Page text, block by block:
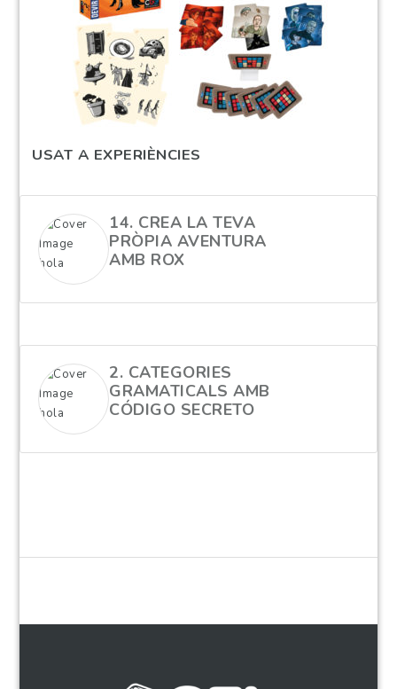
USAT A EXPERIÈNCIES
hola
14. CREA LA TEVA
PRÒPIA AVENTURA
AMB ROX
hola
2. CATEGORIES
GRAMATICALS AMB
CÓDIGO SECRETO